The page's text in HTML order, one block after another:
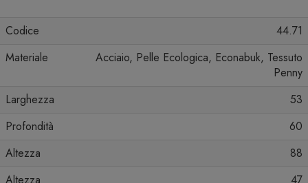
Codice
44.71
Materiale
Acciaio, Pelle Ecologica, Econabuk, Tessuto
Penny
Larghezza
53
Profondità
60
Altezza
88